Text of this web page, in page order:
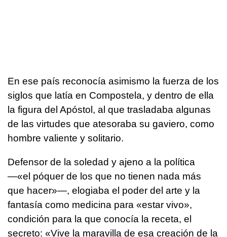
En ese país reconocía asimismo la fuerza de los
siglos que latía en Compostela, y dentro de ella
la figura del Apóstol, al que trasladaba algunas
de las virtudes que atesoraba su gaviero, como
hombre valiente y solitario.
Defensor de la soledad y ajeno a la política
—«el póquer de los que no tienen nada más
que hacer»—, elogiaba el poder del arte y la
fantasía como medicina para «estar vivo»,
condición para la que conocía la receta, el
secreto: «Vive la maravilla de esa creación de la